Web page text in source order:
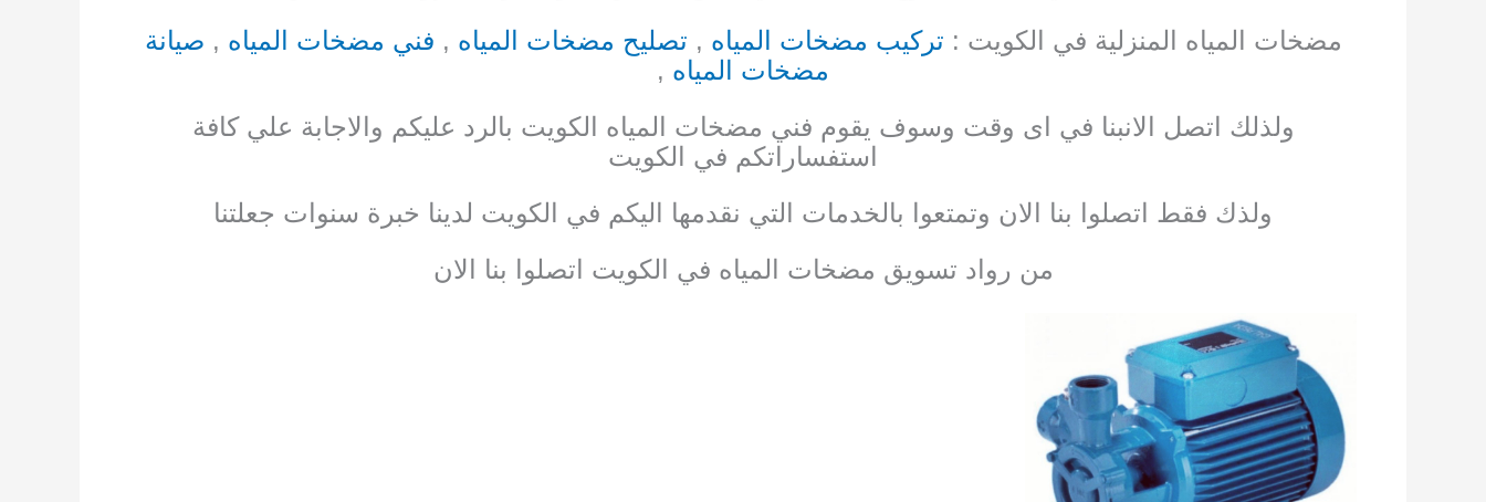
مضخات المياه المنزلية في الكويت : تركيب مضخات المياه , تصليح مضخات المياه , فني مضخات المياه , صيانة
مضخات المياه ,
ولذلك اتصل الانبنا في اى وقت وسوف يقوم فني مضخات المياه الكويت بالرد عليكم والاجابة علي كافة
استفساراتكم في الكويت
ولذك فقط اتصلوا بنا الان وتمتعوا بالخدمات التي نقدمها اليكم في الكويت لدينا خبرة سنوات جعلتنا
من رواد تسويق مضخات المياه في الكويت اتصلوا بنا الان